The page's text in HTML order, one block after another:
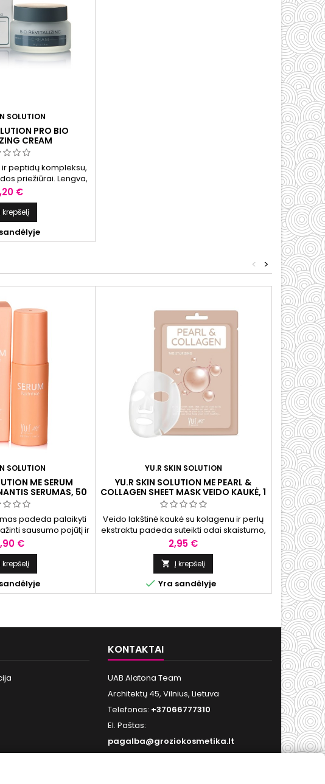
SOLUTION
PRO BIO
CREAM
KREMAS, 60 G
ir peptidų kompleksu,
priežiūrai. Lengva,
palaikyti odos
elastingumo pojūtį ir
odos išvaizdą.
€
krepšelį
>
<
SOLUTION
ME SERUM
SERUMAS, 50
ML
padeda palaikyti
sausumo pojūtį ir
išvaizdos.
€
krepšelį
YU.R SKIN SOLUTION
YU.R SKIN SOLUTION ME PEARL &
COLLAGEN SHEET MASK VEIDO KAUKĖ, 1
PC
Veido lakštinė kaukė su kolagenu ir perlų
ekstraktu padeda suteikti odai skaistumo,
glotnumo ir komforto pojūtį.
Kaina
2,95 €
 Į krepšelį
 Yra sandėlyje
YU.R
CUSHION
su
pusiau
natūralią
tekstūra
palaikyti
KONTAKTAI
UAB Alatona Team
Architektų 45, Vilnius, Lietuva
Telefonas: +37066777310
El. Paštas:
pagalba@groziokosmetika.lt